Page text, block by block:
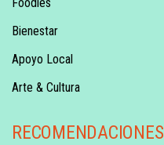
Foodies
Bienestar
Apoyo Local
Arte & Cultura
RECOMENDACIONES